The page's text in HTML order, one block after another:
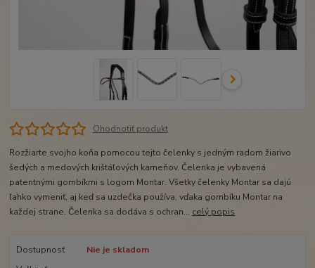
Ohodnotiť produkt
Rozžiarte svojho koňa pomocou tejto čelenky s jedným radom žiarivo
šedých a medových krištáľových kameňov. Čelenka je vybavená
patentnými gombíkmi s logom Montar. Všetky čelenky Montar sa dajú
ľahko vymeniť, aj keď sa uzdečka používa, vďaka gombíku Montar na
každej strane. Čelenka sa dodáva s ochran... celý popis
Dostupnosť
Nie je skladom